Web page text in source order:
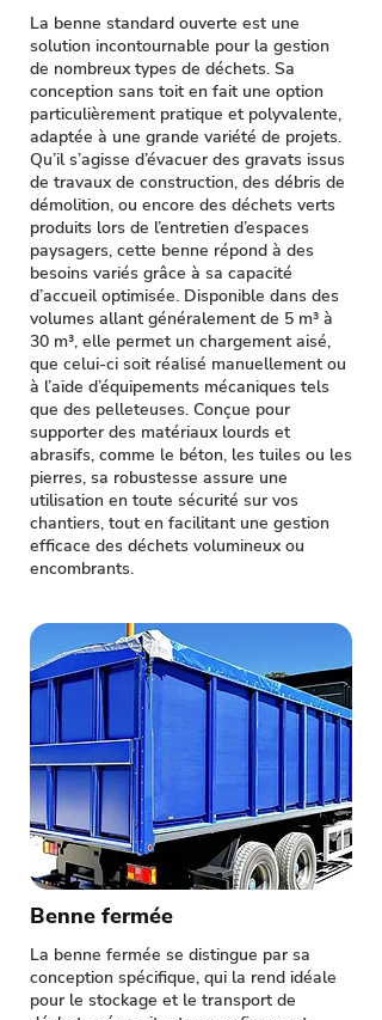
La benne standard ouverte est une
solution incontournable pour la gestion
de nombreux types de déchets. Sa
conception sans toit en fait une option
particulièrement pratique et polyvalente,
adaptée à une grande variété de projets.
Qu’il s’agisse d’évacuer des gravats issus
de travaux de construction, des débris de
démolition, ou encore des déchets verts
produits lors de l’entretien d’espaces
paysagers, cette benne répond à des
besoins variés grâce à sa capacité
d’accueil optimisée. Disponible dans des
volumes allant généralement de 5 m³ à
30 m³, elle permet un chargement aisé,
que celui-ci soit réalisé manuellement ou
à l’aide d’équipements mécaniques tels
que des pelleteuses. Conçue pour
supporter des matériaux lourds et
abrasifs, comme le béton, les tuiles ou les
pierres, sa robustesse assure une
utilisation en toute sécurité sur vos
chantiers, tout en facilitant une gestion
efficace des déchets volumineux ou
encombrants.
Benne fermée
La benne fermée se distingue par sa
conception spécifique, qui la rend idéale
pour le stockage et le transport de